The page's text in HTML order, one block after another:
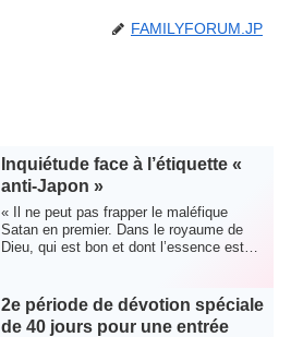
FAMILYFORUM.JP
Inquiétude face à l’étiquette «
anti-Japon »
« Il ne peut pas frapper le maléfique
Satan en premier. Dans le royaume de
Dieu, qui est bon et dont l’essence est
2e période de dévotion spéciale
de 40 jours pour une entrée